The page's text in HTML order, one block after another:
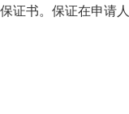
证书。保证在申请